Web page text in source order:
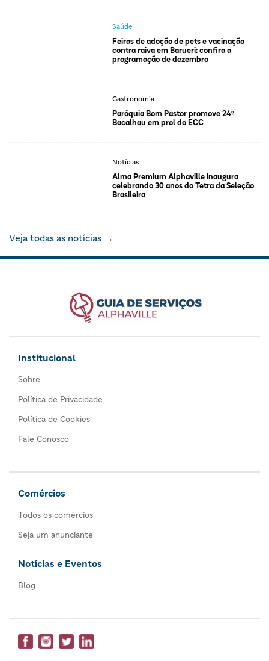
Saúde
Feiras de adoção de pets e vacinação
contra raiva em Barueri: confira a
programação de dezembro
Gastronomia
Paróquia Bom Pastor promove 24º
Bacalhau em prol do ECC
Notícias
Alma Premium Alphaville inaugura
celebrando 30 anos do Tetra da Seleção
Brasileira
Veja todas as notícias →
Institucional
Sobre
Política de Privacidade
Política de Cookies
Fale Conosco
Comércios
Todos os comércios
Seja um anunciante
Notícias e Eventos
Blog